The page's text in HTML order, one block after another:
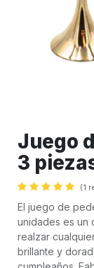
Juego
3
(1
El juego de
unidades es un
realzar
brillante y